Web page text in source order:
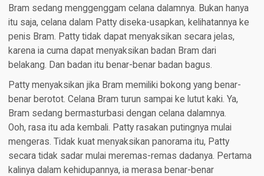
Bram sedang menggenggam celana dalamnya. Bukan hanya
itu saja, celana dalam Patty diseka-usapkan, kelihatannya ke
penis Bram. Patty tidak dapat menyaksikan secara jelas,
karena ia cuma dapat menyaksikan badan Bram dari
belakang. Dan badan itu benar-benar badan bagus.
Patty menyaksikan jika Bram memiliki bokong yang benar-
benar berotot. Celana Bram turun sampai ke lutut kaki. Ya,
Bram sedang bermasturbasi dengan celana dalamnya.
Ooh, rasa itu ada kembali. Patty rasakan putingnya mulai
mengeras. Tidak kuat menyaksikan panorama itu, Patty
secara tidak sadar mulai meremas-remas dadanya. Pertama
kalinya dalam kehidupannya, ia merasa benar-benar